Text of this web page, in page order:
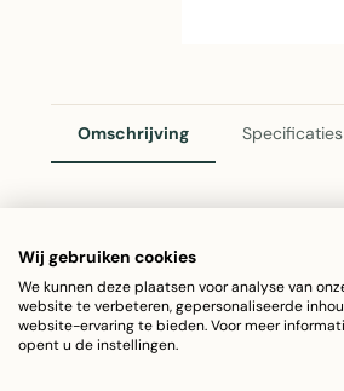
Omschrijving Specificaties
Decoratie Dennenappel Antiek
Deze sierlijke dennenappel van
een hoogte van 18cm en
Wij gebruiken cookies
We kunnen deze plaatsen voor analyse van
website te verbeteren, gepersonaliseerde
website-ervaring te bieden. Voor meer
opent u de instellingen.